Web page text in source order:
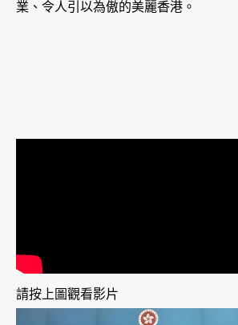
業、令人引以為傲的美麗香港。
請按上圖觀看影片